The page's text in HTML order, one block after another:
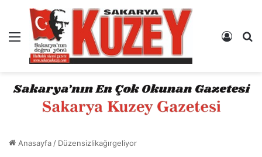
Menü Kayıt
Anasayfa/ Düzensizlikağırgeliyor